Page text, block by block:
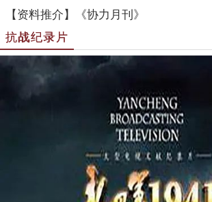
【资料推介】《协力月刊》
抗战纪录片